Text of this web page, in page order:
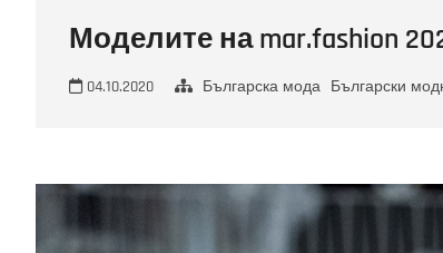
Моделите на mar.fashion
04.10.2020 Българска мода Български